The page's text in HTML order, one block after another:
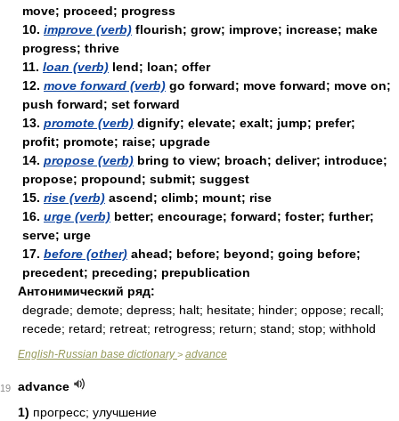
move; proceed; progress
10. improve (verb) flourish; grow; improve; increase; make
progress; thrive
11. loan (verb) lend; loan; offer
12. move forward (verb) go forward; move forward; move on;
push forward; set forward
13. promote (verb) dignify; elevate; exalt; jump; prefer;
profit; promote; raise; upgrade
14. propose (verb) bring to view; broach; deliver; introduce;
propose; propound; submit; suggest
15. rise (verb) ascend; climb; mount; rise
16. urge (verb) better; encourage; forward; foster; further;
serve; urge
17. before (other) ahead; before; beyond; going before;
precedent; preceding; prepublication
Антонимический ряд:
degrade; demote; depress; halt; hesitate; hinder; oppose; recall;
recede; retard; retreat; retrogress; return; stand; stop; withhold
English-Russian base dictionary> advance
19
advance
1) прогресс; улучшение